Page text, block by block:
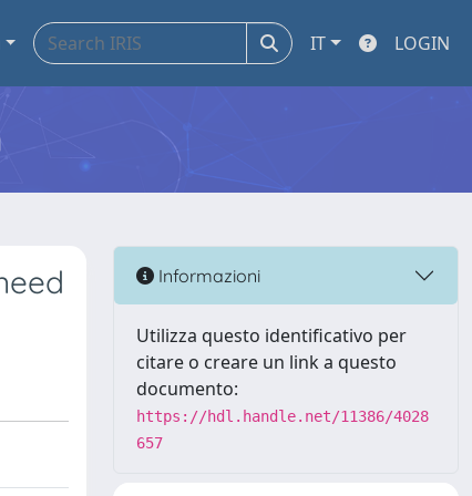
IT LOGIN
Informazioni
Utilizza questo identificativo per
citare o creare un link a questo
documento:
https://hdl.handle.net/11386/4028
657